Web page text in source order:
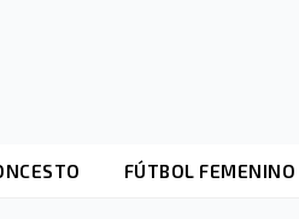
FÚTBOL FEMENINO